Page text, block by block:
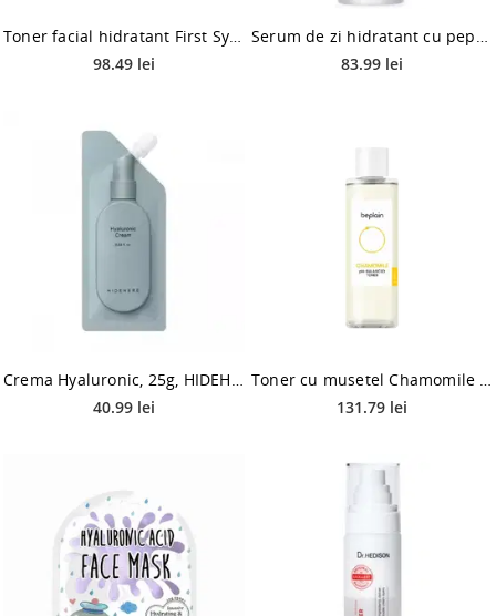
Toner facial hidratant First Synergy, 150ml, Biodance
98.49 lei
Serum de zi hidratant cu peptide, 50ml, Look At Me
83.99 lei
Crema Hyaluronic, 25g, HIDEHERE
40.99 lei
Toner cu musetel Chamomile pH Balanced, 200ml, Beplain
131.79 lei